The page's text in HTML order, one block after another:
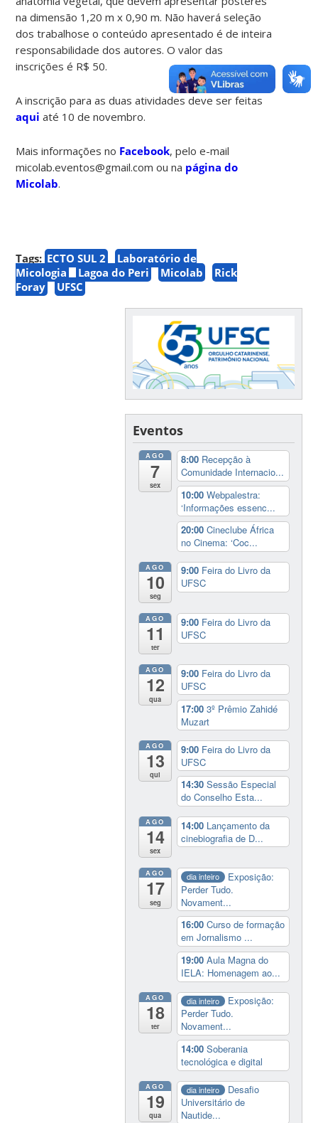
na dimensão 1,20 m x 0,90 m. Não haverá seleção
dos trabalhose o conteúdo apresentado é de inteira
responsabilidade dos autores. O valor das
inscrições é R$ 50.
A inscrição para as duas atividades deve ser feitas
aqui até 10 de novembro.
Mais informações no Facebook, pelo e-mail
micolab.eventos@gmail.com ou na página do
Micolab.
Tags: ECTO SUL 2
Laboratório de
Micologia
Lagoa do Peri Micolab
Rick
Foray
UFSC
Eventos
AGO
7
sex
8:00 Recepção à
Comunidade Internacio...
10:00Webpalestra:
‘Informações essenc...
20:00Cineclube África
no Cinema: ‘Coc...
AGO
10
seg
9:00 Feira do Livro da
UFSC
AGO
11
ter
9:00 Feira do Livro da
UFSC
AGO
12
qua
9:00 Feira do Livro da
UFSC
17:003º Prêmio Zahidé
Muzart
AGO
13
qui
9:00 Feira do Livro da
UFSC
14:30Sessão Especial
do Conselho Esta...
AGO
14
sex
14:00 Lançamento da
cinebiografia de D...
AGO
17
seg
dia inteiro
Exposição:
Perder Tudo.
Novament...
16:00Curso de formação
em Jornalismo ...
19:00Aula Magna do
IELA: Homenagem ao...
AGO
18
ter
dia inteiro
Exposição:
Perder Tudo.
Novament...
14:00Soberania
tecnológica e digital
AGO
19
qua
dia inteiro
Desafio
Universitário de
Nautide...